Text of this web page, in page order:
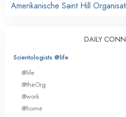
Amerikanische Saint Hill
DAILY
Scientologists @life
@life
@theOrg
@work
@home